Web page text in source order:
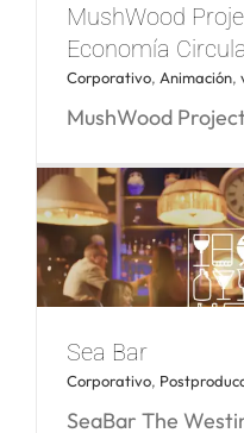
Consumo y
MushWood
Economía
Corporativo, Animación,
MushWood
Sea Bar
Corporativo,
SeaBar The